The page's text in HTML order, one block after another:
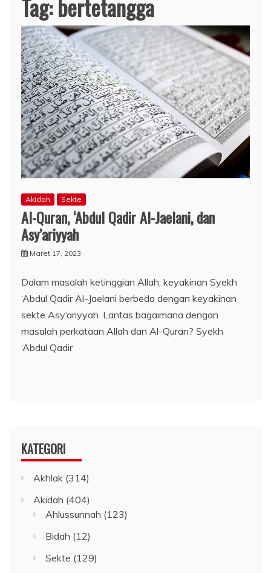
Tag:bertetangga
Akidah Sekte
Al-Quran, ‘Abdul Qadir Al-Jaelani, dan
Asy’ariyyah
Maret 17, 2023
Dalam masalah ketinggian Allah, keyakinan Syekh
‘Abdul Qadir Al-Jaelani berbeda dengan keyakinan
sekte Asy‘ariyyah. Lantas bagaimana dengan
masalah perkataan Allah dan Al-Quran? Syekh
‘Abdul Qadir
KATEGORI
Akhlak (314)
Akidah (404)
Ahlussunnah (123)
Bidah (12)
Sekte (129)